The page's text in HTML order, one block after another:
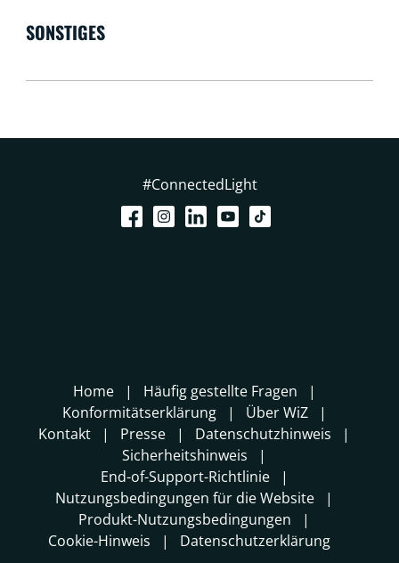
SONSTIGES
#ConnectedLight
Home
Häufig gestellte Fragen
Konformitätserklärung
Über WiZ
Kontakt
Presse
Datenschutzhinweis
Sicherheitshinweis
End-of-Support-Richtlinie
Nutzungsbedingungen für die Website
Produkt-Nutzungsbedingungen
Cookie-Hinweis
Datenschutzerklärung